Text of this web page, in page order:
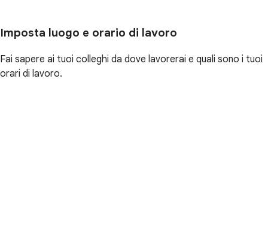
Imposta luogo e orario di lavoro
Fai sapere ai tuoi colleghi da dove lavorerai e quali sono i tuoi
orari di lavoro.